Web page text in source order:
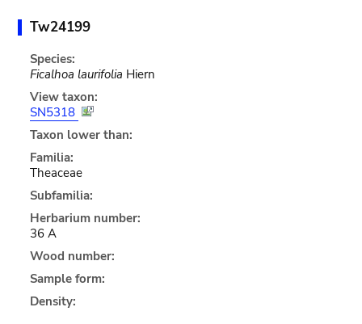
Tw24199
Species:
Ficalhoa laurifolia Hiern
View taxon:
SN5318
Taxon lower than:
Familia:
Theaceae
Subfamilia:
Herbarium number:
36 A
Wood number:
Sample form:
Density: